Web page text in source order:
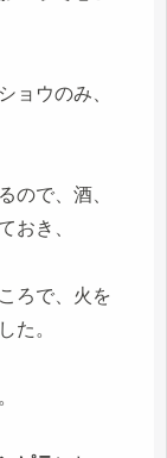
ョウのみ、
ので、酒、
おき、
ろで、火を
た。